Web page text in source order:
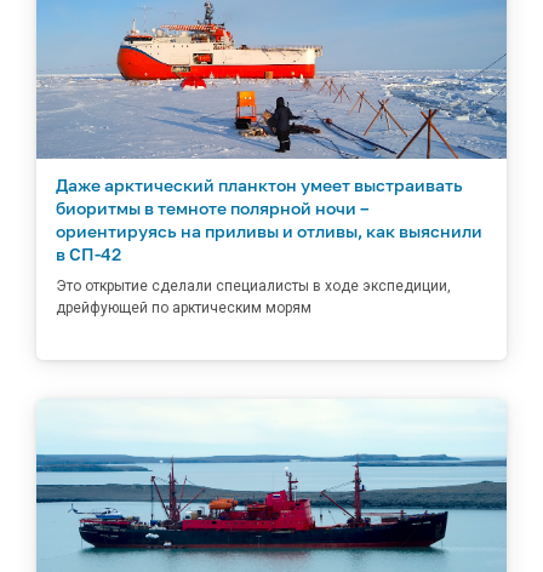
Даже арктический планктон умеет выстраивать
биоритмы в темноте полярной ночи –
ориентируясь на приливы и отливы, как выяснили
в СП-42
Это открытие сделали специалисты в ходе экспедиции,
дрейфующей по арктическим морям